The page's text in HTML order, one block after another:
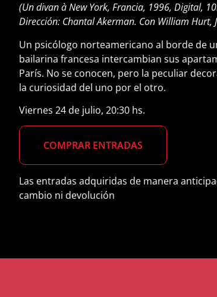
(Un divan à New York, Francia, 1996, Digital,
Dirección: Chantal Akerman. Con William Hurt,
Un psicólogo norteamericano al borde de
bailarina francesa intercambian sus
París. No se conocen, pero la peculiar
la curiosidad del uno por el otro.
Viernes 24 de julio, 20:30 hs.
COMPRAR ENTRADAS
Las entradas adquiridas de manera
cambio ni devolución